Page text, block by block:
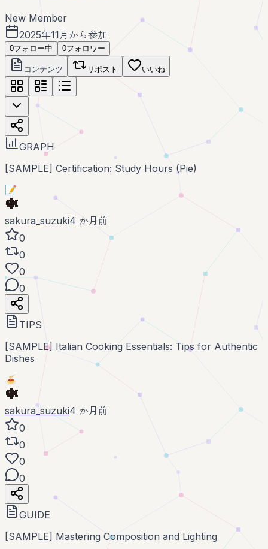
New Member
2025年11月から参加
0フォロー中 0フォロワー
コンテンツ リポスト いいね
GRAPH
[SAMPLE] Certification: Study Hours (Pie)
📝
sakura_suzuki4 か月前
0
0
0
0
TIPS
[SAMPLE] Italian Cooking Essentials: Tips for Authentic
Dishes
🍝
sakura_suzuki4 か月前
0
0
0
0
GUIDE
[SAMPLE] Mastering Composition and Lighting